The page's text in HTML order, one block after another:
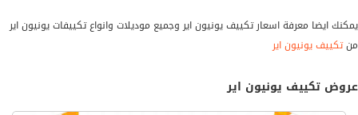
يمكنك ايضا معرفة اسعار تكييف يونيون اير وجميع موديلات وانواع تكييفات يونيون اير
منتكييف يونيون اير
عروض تكييف يونيون اير